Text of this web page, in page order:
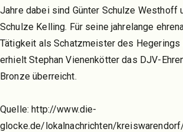
Jahre dabei sind Günter Schulze Westhoff
Schulze Kelling. Für seine jahrelange
Tätigkeit als Schatzmeister des Hegerings
erhielt Stephan Vienenkötter das DJV-
Bronze überreicht.
Quelle: http://www.die-
glocke.de/lokalnachrichten/